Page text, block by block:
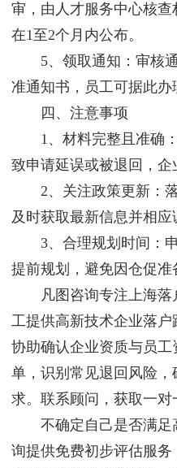
审，由人才服务中心核
在1至2个月内公布。
5、领取通知：审核通
准通知书，员工可据此办
四、注意事项
1、材料完整且准确：
致申请延误或被退回，企
2、关注政策更新：落
及时获取最新信息并相应
3、合理规划时间：申
提前规划，避免因仓促准
凡图咨询专注上海落
工提供高新技术企业落
协助确认企业资质与员
单，识别常见退回风险
求。联系顾问，获取一对
不确定自己是否满足
询提供免费初步评估服